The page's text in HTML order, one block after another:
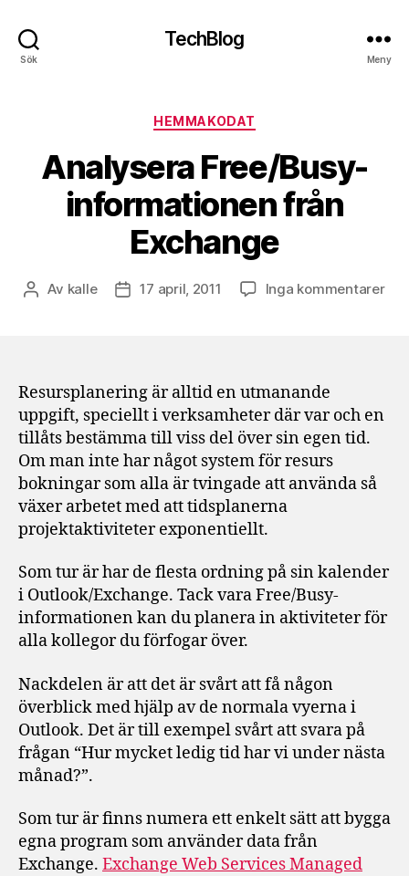
Sök
TechBlog
Meny
Kategorier
HEMMAKODAT
Analysera Free/Busy-
informationen från
Exchange
Inläggsförfattare
Av kalle Inläggsdatum
17 april, 2011 Inga kommentarertill
Resursplanering är alltid en utmanande
uppgift, speciellt i verksamheter där var och en
tillåts bestämma till viss del över sin egen tid.
Om man inte har något system för resurs
bokningar som alla är tvingade att använda så
växer arbetet med att tidsplanerna
projektaktiviteter exponentiellt.
Som tur är har de flesta ordning på sin kalender
i Outlook/Exchange. Tack vara Free/Busy-
informationen kan du planera in aktiviteter för
alla kollegor du förfogar över.
Nackdelen är att det är svårt att få någon
överblick med hjälp av de normala vyerna i
Outlook. Det är till exempel svårt att svara på
frågan “Hur mycket ledig tid har vi under nästa
månad?”.
Som tur är finns numera ett enkelt sätt att bygga
egna program som använder data från
Exchange. Exchange Web Services Managed